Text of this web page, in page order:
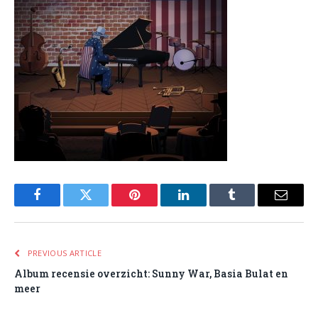
FacebookTwitter Pinterest LinkedInTumblr Email
PREVIOUS ARTICLE
Album recensie overzicht: Sunny War, Basia Bulat en
meer